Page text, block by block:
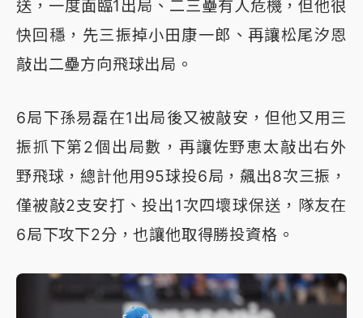
送，一度面臨1出局、二三壘有人危機，但他很
快回穩，先三振掉小田康一郎、再讓松尾汐恩
敲出二壘方向飛球出局。
6局下孫易磊在1出局後又被敲安，但他又用三
振抓下第2個出局數，再讓佐野恵太敲出右外
野飛球，總計他用95球投6局，飆出8次三振，
僅被敲2支安打、投出1次四壞球保送，隊友在
6局下攻下2分，也讓他取得勝投資格。